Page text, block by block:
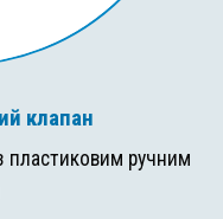
клапан
пластиковим ручним